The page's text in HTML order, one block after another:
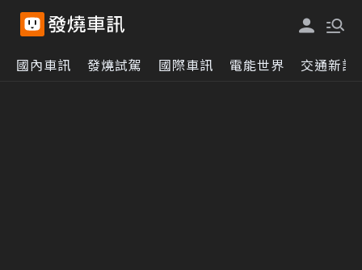
國內車訊 發燒試駕 國際車訊 電能世界 交通新訊